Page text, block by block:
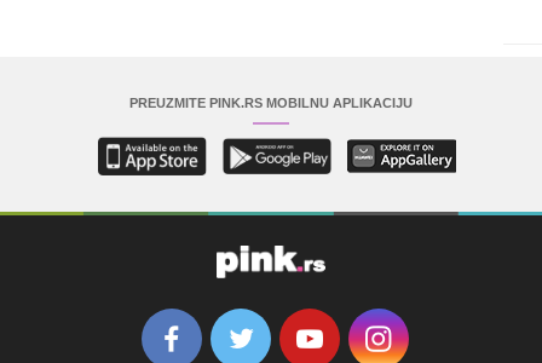
PREUZMITE PINK.RS MOBILNU APLIKACIJU